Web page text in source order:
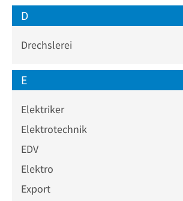
D
Drechslerei
E
Elektriker
Elektrotechnik
EDV
Elektro
Export